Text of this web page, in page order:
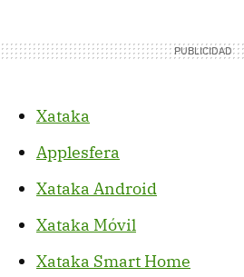
Xataka
Applesfera
Xataka Android
Xataka Móvil
Xataka Smart Home